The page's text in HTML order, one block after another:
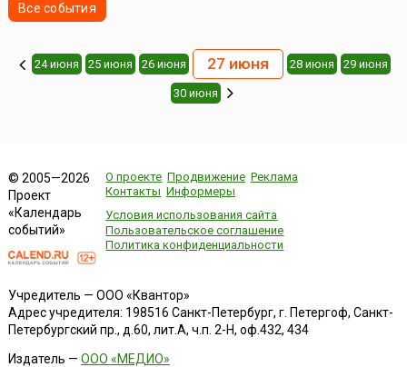
Все события
24 июня 25 июня 26 июня 27 июня 28 июня 29 июня
30 июня
© 2005—2026
Проект
«Календарь
событий»
О проекте Продвижение Реклама
Контакты Информеры
Условия использования сайта
Пользовательское соглашение
Политика конфиденциальности
Учредитель — ООО «Квантор»
Адрес учредителя: 198516 Санкт-Петербург, г. Петергоф, Санкт-
Петербургский пр., д.60, лит.А, ч.п. 2-Н, оф.432, 434
Издатель — ООО «МЕДИО»